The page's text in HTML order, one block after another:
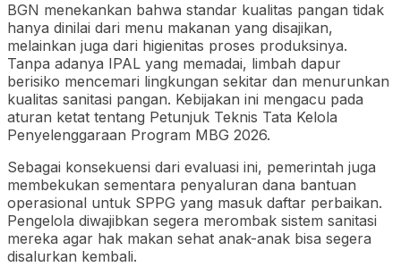
BGN menekankan bahwa standar kualitas pangan tidak
hanya dinilai dari menu makanan yang disajikan,
melainkan juga dari higienitas proses produksinya.
Tanpa adanya IPAL yang memadai, limbah dapur
berisiko mencemari lingkungan sekitar dan menurunkan
kualitas sanitasi pangan. Kebijakan ini mengacu pada
aturan ketat tentang Petunjuk Teknis Tata Kelola
Penyelenggaraan Program MBG 2026.
Sebagai konsekuensi dari evaluasi ini, pemerintah juga
membekukan sementara penyaluran dana bantuan
operasional untuk SPPG yang masuk daftar perbaikan.
Pengelola diwajibkan segera merombak sistem sanitasi
mereka agar hak makan sehat anak-anak bisa segera
disalurkan kembali.